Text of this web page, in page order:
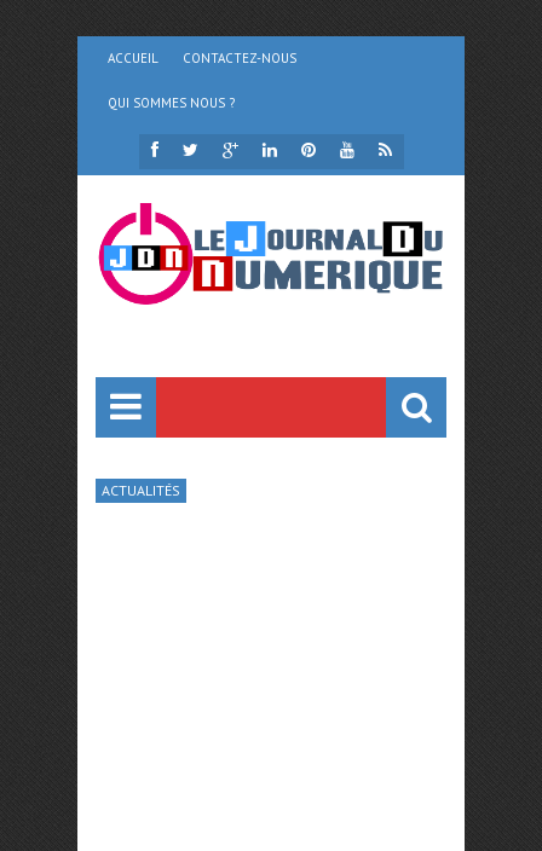
ACCUEIL CONTACTEZ-NOUS
QUI SOMMES NOUS ?
ACTUALITÉS